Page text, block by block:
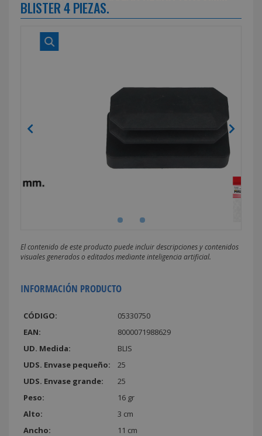
BLISTER 4 PIEZAS.
El contenido de este producto puede incluir descripciones y contenidos
visuales generados o editados mediante inteligencia artificial.
INFORMACIÓN PRODUCTO
CÓDIGO:
05330750
EAN:
8000071988629
UD. Medida:
BLIS
UDS. Envase pequeño:
25
UDS. Envase grande:
25
Peso:
16 gr
Alto:
3 cm
Ancho:
11 cm